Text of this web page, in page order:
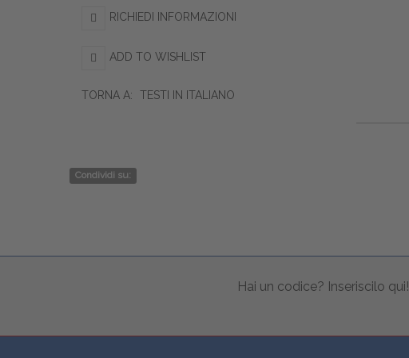
RICHIEDI INFORMAZIONI
ADD TO WISHLIST
TORNA A: TESTI IN ITALIANO
Condividi su:
Hai un codice? Inseriscilo qui!